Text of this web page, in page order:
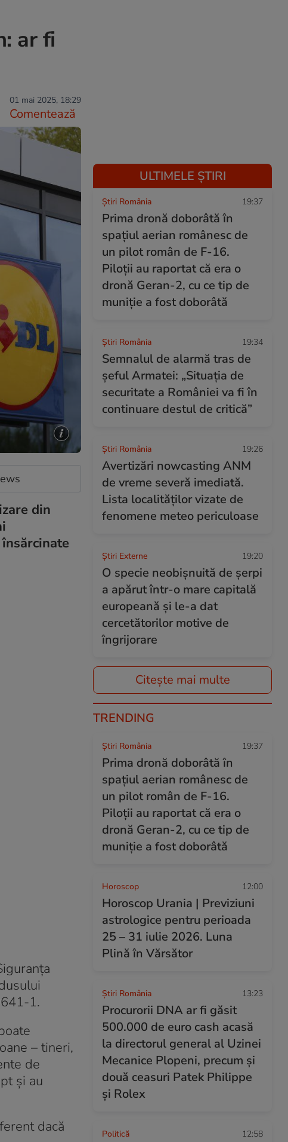
ar fi
01 mai 2025, 18:29
Comentează
din
1.
– tineri,
de
și au
dacă
ULTIMELE ȘTIRI
Știri România 19:37
Prima dronă doborâtă în
spațiul aerian românesc de
un pilot român de F-16.
Piloții au raportat că era o
dronă Geran-2, cu ce tip de
muniție a fost doborâtă
Știri România 19:34
Semnalul de alarmă tras de
șeful Armatei: „Situația de
securitate a României va fi în
continuare destul de critică”
Știri România 19:26
Avertizări nowcasting ANM
de vreme severă imediată.
Lista localităților vizate de
fenomene meteo periculoase
Știri Externe 19:20
O specie neobișnuită de șerpi
a apărut într-o mare capitală
europeană și le-a dat
cercetătorilor motive de
îngrijorare
Citește mai multe
TRENDING
Știri România 19:37
Prima dronă doborâtă în
spațiul aerian românesc de
un pilot român de F-16.
Piloții au raportat că era o
dronă Geran-2, cu ce tip de
muniție a fost doborâtă
Horoscop 12:00
Horoscop Urania | Previziuni
astrologice pentru perioada
25 – 31 iulie 2026. Luna
Plină în Vărsător
Știri România 13:23
Procurorii DNA ar fi găsit
500.000 de euro cash acasă
la directorul general al Uzinei
Mecanice Plopeni, precum și
două ceasuri Patek Philippe
și Rolex
Politică 12:58